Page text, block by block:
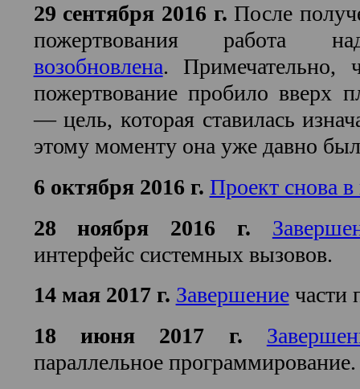
29 сентября 2016 г. После
пожертвования работа
возобновлена. Примечательно,
пожертвование пробило вверх
— цель, которая ставилась
этому моменту она уже давно
6 октября 2016 г. Проект снова
28 ноября 2016 г.
интерфейс системных вызовов.
14 мая 2017 г. Завершениечасти
18 июня 2017 г.
параллельное программирование.